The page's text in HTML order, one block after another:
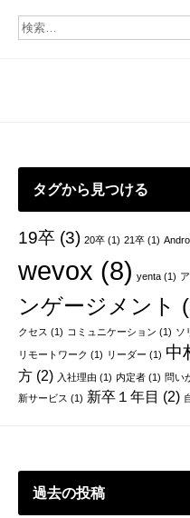
タグから見つける
19卒(3) 20卒(1) 21卒(1)
wevox (8) yenta(1)
ンゲージメント
クセス (1) コミュニケーション (1) ソ
リモートワーク (1) リーダー (1) 中
方(2) 入社理由 (1) 内定者(1) 問い
新サービス (1) 新卒１年目 (2)
過去の投稿